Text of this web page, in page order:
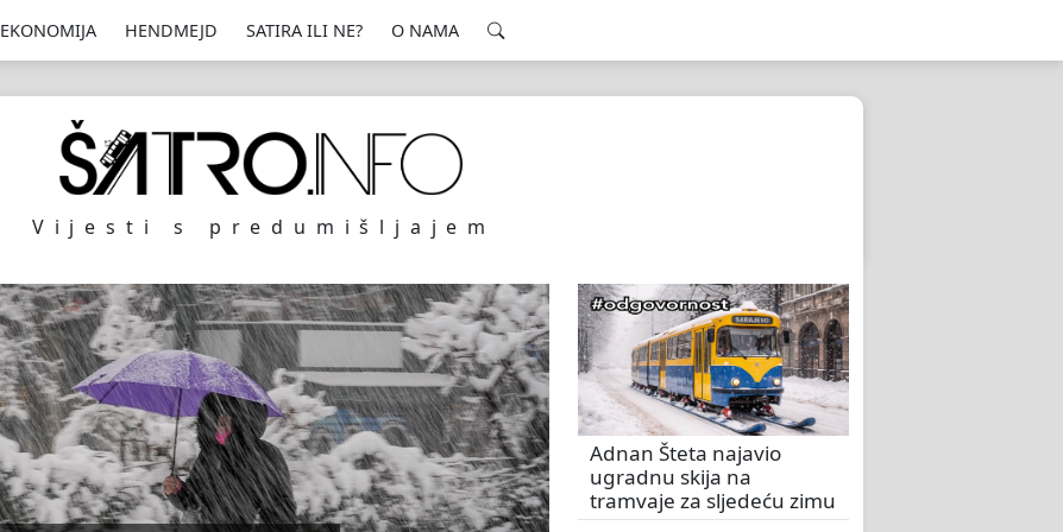
EKONOMIJA HENDMEJD SATIRA ILI NE? O NAMA
Vijesti s predumišljajem
Adnan Šteta najavio
ugradnu skija na
tramvaje za sljedeću zimu